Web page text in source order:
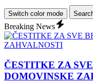
Switch color mode
Breaking News
ČESTITKE ZA
DOMOVINSKE